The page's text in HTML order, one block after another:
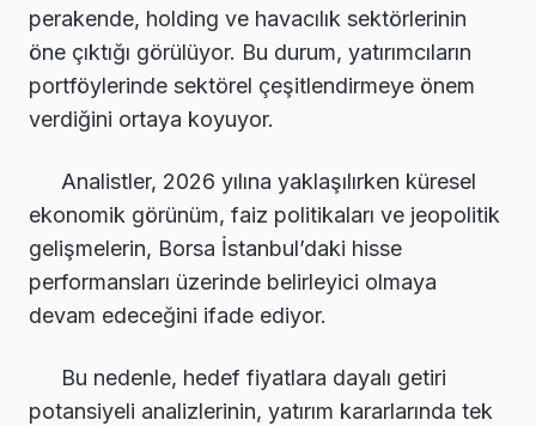
perakende, holding ve havacılık sektörlerinin
öne çıktığı görülüyor. Bu durum, yatırımcıların
portföylerinde sektörel çeşitlendirmeye önem
verdiğini ortaya koyuyor.
Analistler, 2026 yılına yaklaşılırken küresel
ekonomik görünüm, faiz politikaları ve jeopolitik
gelişmelerin, Borsa İstanbul’daki hisse
performansları üzerinde belirleyici olmaya
devam edeceğini ifade ediyor.
Bu nedenle, hedef fiyatlara dayalı getiri
potansiyeli analizlerinin, yatırım kararlarında tek